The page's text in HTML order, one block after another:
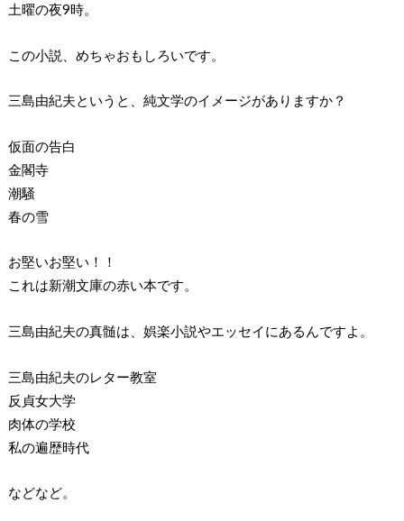
土曜の夜9時。
この小説、めちゃおもしろいです。
三島由紀夫というと、純文学のイメージがありますか？
仮面の告白
金閣寺
潮騒
春の雪
お堅いお堅い！！
これは新潮文庫の赤い本です。
三島由紀夫の真髄は、娯楽小説やエッセイにあるんですよ。
三島由紀夫のレター教室
反貞女大学
肉体の学校
私の遍歴時代
などなど。